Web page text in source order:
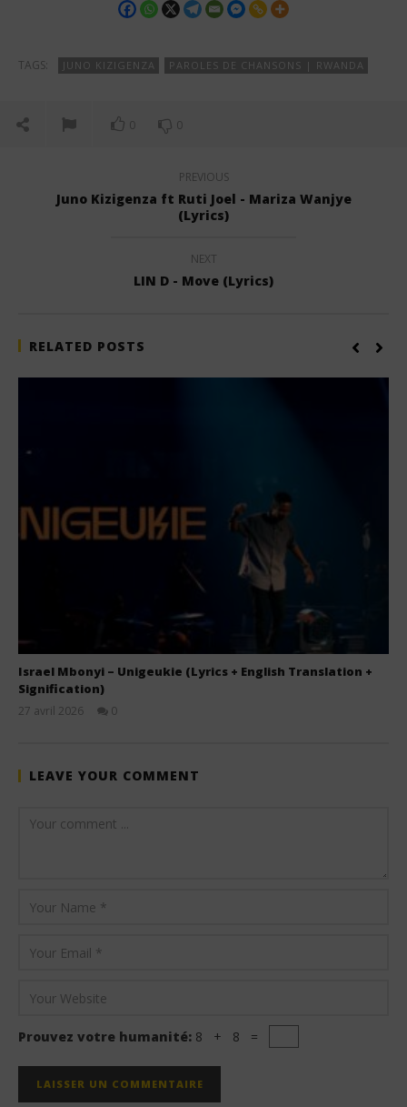
TAGS: JUNO KIZIGENZA PAROLES DE CHANSONS | RWANDA
0 0
PREVIOUS
Juno Kizigenza ft Ruti Joel - Mariza Wanjye
(Lyrics)
NEXT
LIN D - Move (Lyrics)
RELATED POSTS
Israel Mbonyi – Unigeukie (Lyrics + English Translation +
Signification)
27 avril 2026
0
LEAVE YOUR COMMENT
Prouvez votre humanité: 8 + 8 =